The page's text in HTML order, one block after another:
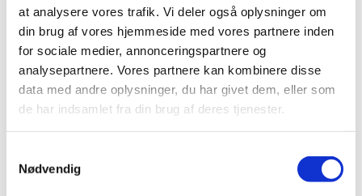
at analysere vores trafik. Vi deler også oplysninger om
din brug af vores hjemmeside med vores partnere inden
for sociale medier, annonceringspartnere og
analysepartnere. Vores partnere kan kombinere disse
data med andre oplysninger, du har givet dem, eller som
de har indsamlet fra din brug af deres tjenester.
Nødvendig
16.30 i våbenhuset serveres en kop kaffe/te og en
bolle for dem, der har tid og lyst.